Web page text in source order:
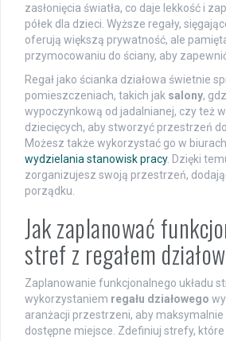
zasłonięcia światła, co daje lekkość i
półek dla dzieci. Wyższe regały,
oferują większą prywatność, ale
przymocowaniu do ściany, aby
Regał jako ścianka działowa świetnie
pomieszczeniach, takich jak salony,
wypoczynkową od jadalnianej, czy też
dziecięcych, aby stworzyć przestrzeń
Możesz także wykorzystać go w
wydzielania stanowisk pracy. Dzięki
zorganizujesz swoją przestrzeń,
porządku.
Jak zaplanować
stref z regałem
Zaplanowanie funkcjonalnego układu
wykorzystaniem regału działowego
aranżacji przestrzeni, aby
dostępne miejsce. Zdefiniuj strefy,